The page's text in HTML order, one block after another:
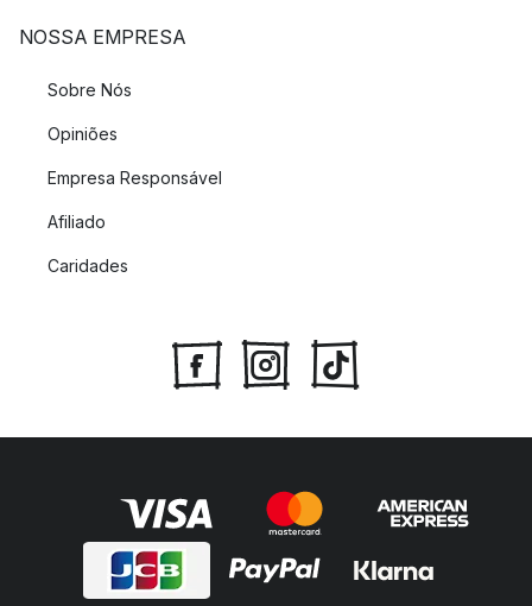
NOSSA EMPRESA
Sobre Nós
Opiniões
Empresa Responsável
Afiliado
Caridades